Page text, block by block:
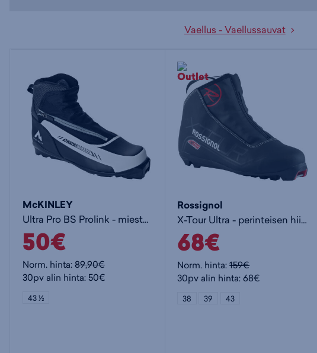
Vaellus - Vaellussauvat
McKINLEY
Ultra Pro BS Prolink - miesten perinteisen hiihtomonot
50€
Norm. hinta:89,90€
30pv alin hinta: 50€
43 ½
Rossignol
X-Tour Ultra - perinteisen hiihtomonot
68€
Norm. hinta:159€
30pv alin hinta: 68€
38 39 43